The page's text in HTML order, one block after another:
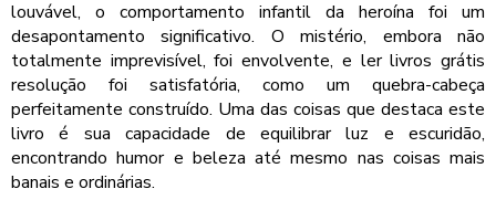
louvável, o comportamento infantil da heroína foi um
desapontamento significativo. O mistério, embora não
totalmente imprevisível, foi envolvente, e ler livros grátis
resolução foi satisfatória, como um quebra-cabeça
perfeitamente construído. Uma das coisas que destaca este
livro é sua capacidade de equilibrar luz e escuridão,
encontrando humor e beleza até mesmo nas coisas mais
banais e ordinárias.